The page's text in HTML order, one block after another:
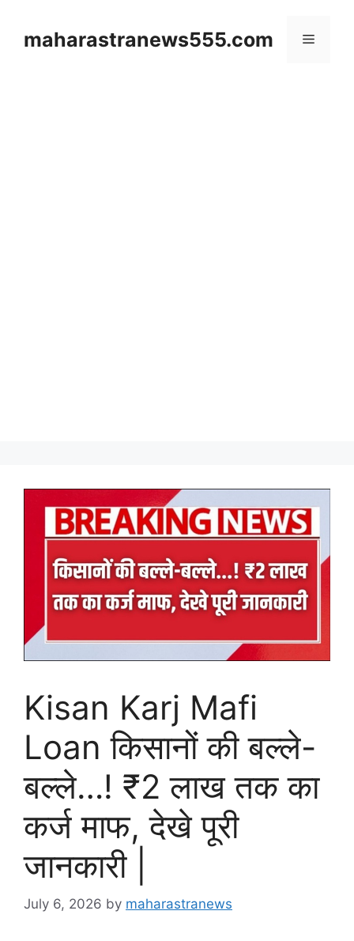
contentmaharastranews555.com Menu
Kisan Karj Mafi
Loan किसानों की बल्ले-
बल्ले…! ₹2 लाख तक का
कर्ज माफ, देखे पूरी
जानकारी |
July 6, 2026 by maharastranews